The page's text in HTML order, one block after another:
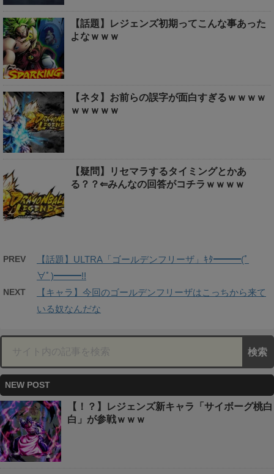
【話題】レジェンズ初期ってこんな事あった
よなｗｗｗ
【ネタ】お前らの誤字が面白すぎるｗｗｗｗ
ｗｗｗｗｗ
【疑問】リセマラするタイミングとかあ
る？？⇐みんなの回答がコチラｗｗｗｗ
PREV
【話題】ULTRA「ゴールデンフリーザ」ｷﾀ━━━(ﾟ
∀ﾟ)━━━!!
NEXT
【キャラ】今回のゴールデンフリーザはこっちから来て
いる奴なんだな
NEW POST
【！？】レジェンズ新キャラ「サイボーグ桃白
白」が参戦ｗｗｗ